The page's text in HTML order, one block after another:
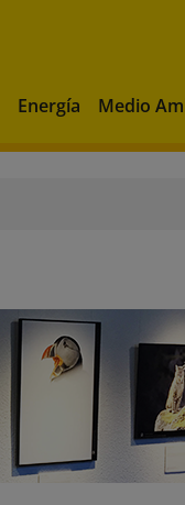
Energía Medio